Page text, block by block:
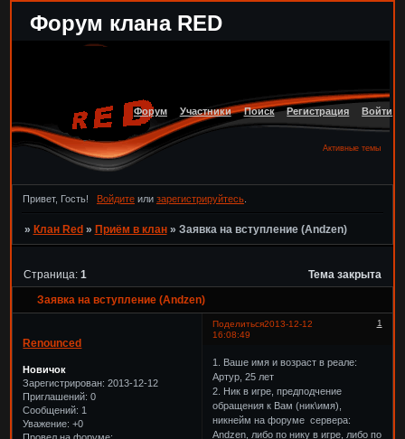
Форум клана RED
Форум Участники Поиск Регистрация Войти
Активные темы
Привет, Гость! Войдитеили зарегистрируйтесь.
» Клан Red » Приём в клан » Заявка на вступление (Andzen)
Заявка на вступление (Andzen)
Страница: 1 Тема закрыта
Поделиться 1
2013-12-12
16:08:49
Renounced
Новичок
Зарегистрирован: 2013-12-12
Приглашений: 0
Сообщений: 1
Уважение: +0
1. Ваше имя и возраст в реале:
Артур, 25 лет
2. Ник в игре, предподчение
обращения к Вам (ник\имя),
никнейм на форуме сервера:
Andzen, либо по нику в игре, либо по